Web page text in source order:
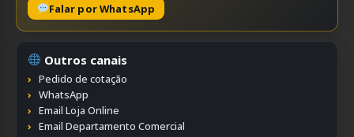
Falar por WhatsApp
Outros canais
Pedido de cotação
WhatsApp
Email Loja Online
Email Departamento Comercial